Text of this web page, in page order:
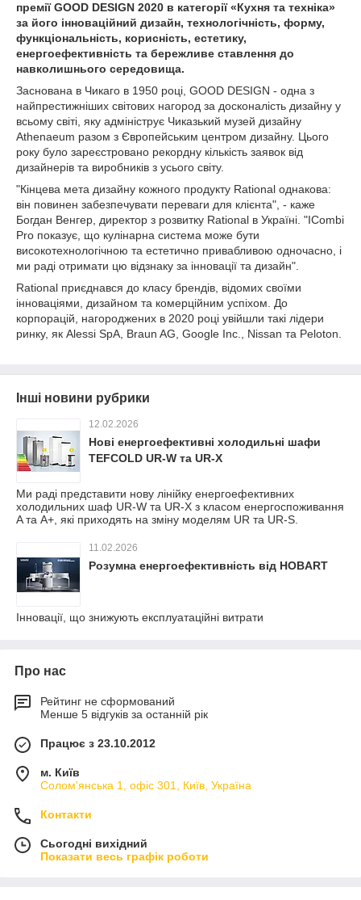
премії GOOD DESIGN 2020 в категорії«Кухня та техніка»
за його інноваційний дизайн, технологічність, форму,
функціональність, корисність, естетику,
енергоефективність та бережливе ставлення до
навколишнього середовища.
Заснована в Чикаго в 1950 році, GOOD DESIGN - одна з
найпрестижніших світових нагород за досконалість дизайну у
всьому світі, яку адмініструє Чиказький музей дизайну
Athenaeum разом з Європейським центром дизайну. Цього
року було зареєстровано рекордну кількість заявок від
дизайнерів та виробників з усього світу.
"Кінцева мета дизайну кожного продукту Rational однакова:
він повинен забезпечувати переваги для клієнта", - каже
Богдан Венгер, директор з розвитку Rational в Україні. "ICombi
Pro показує, що кулінарна система може бути
високотехнологічною та естетично привабливою одночасно, і
ми раді отримати цю відзнаку за інновації та дизайн".
Rational приєднався до класу брендів, відомих своїми
інноваціями, дизайном та комерційним успіхом. До
корпорацій, нагороджених в 2020 році увійшли такі лідери
ринку, як Alessi SpA, Braun AG, Google Inc., Nissan та Peloton.
Інші новини рубрики
12.02.2026
Нові енергоефективні холодильні шафи
TEFCOLD UR-W та UR-X
Ми раді представити нову лінійку енергоефективних
холодильних шаф UR-W та UR-X з класом енергоспоживання
A та A+, які приходять на зміну моделям UR та UR-S.
11.02.2026
Розумна енергоефективність від HOBART
Інновації, що знижують експлуатаційні витрати
Про нас
Рейтинг не сформований
Менше 5 відгуків за останній рік
Працює з 23.10.2012
м. Київ
Солом'янська 1, офіс 301, Київ, Україна
Контакти
Сьогодні вихідний
Показати весь графік роботи